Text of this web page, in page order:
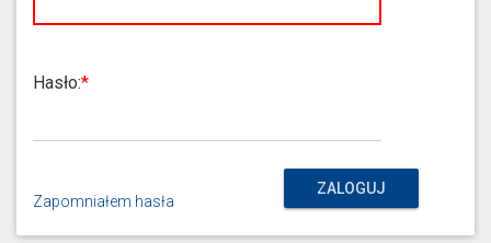
Hasło:
Zapomniałem hasła
ZALOGUJ